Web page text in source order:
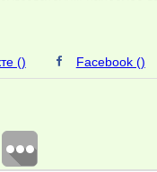
() Facebook ()